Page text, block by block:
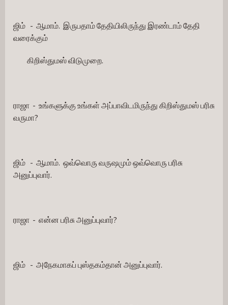
ஜிம்   -  ஆமாம்.  இருபதாம் தேதியிலிருந்து இரண்டாம் தேதி
வரைக்கும்
கிறிஸ்துமஸ் விடுமுறை.
ராஜா  -  உங்களுக்கு உங்கள் அப்பாவிடமிருந்து கிறிஸ்துமஸ் பரிசு
வருமா?
ஜிம்   -  ஆமாம்.  ஒவ்வொரு வருஷமும் ஒவ்வொரு பரிசு
அனுப்புவார்.
ராஜா  -  என்ன பரிசு அனுப்புவார்?
ஜிம்   -  அநேகமாகப் புஸ்தகம்தான் அனுப்புவார்.